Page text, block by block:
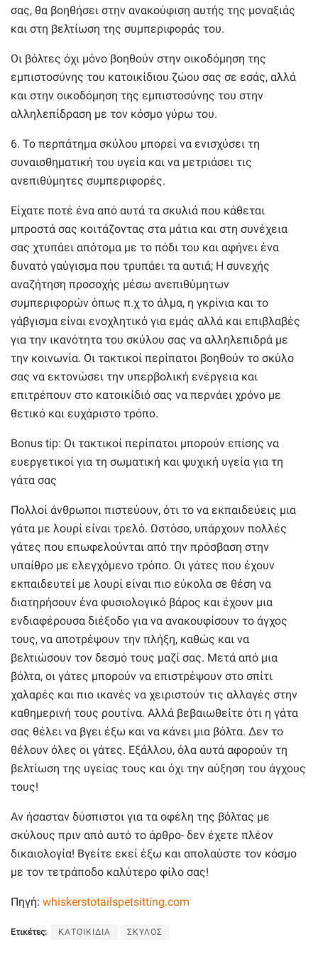
σας, θα βοηθήσει στην ανακούφιση αυτής της μοναξιάς
και στη βελτίωση της συμπεριφοράς του.
Οι βόλτες όχι μόνο βοηθούν στην οικοδόμηση της
εμπιστοσύνης του κατοικίδιου ζώου σας σε εσάς, αλλά
και στην οικοδόμηση της εμπιστοσύνης του στην
αλληλεπίδραση με τον κόσμο γύρω του.
6. Το περπάτημα σκύλου μπορεί να ενισχύσει τη
συναισθηματική του υγεία και να μετριάσει τις
ανεπιθύμητες συμπεριφορές.
Είχατε ποτέ ένα από αυτά τα σκυλιά που κάθεται
μπροστά σας κοιτάζοντας στα μάτια και στη συνέχεια
σας χτυπάει απότομα με το πόδι του και αφήνει ένα
δυνατό γαύγισμα που τρυπάει τα αυτιά; Η συνεχής
αναζήτηση προσοχής μέσω ανεπιθύμητων
συμπεριφορών όπως π.χ το άλμα, η γκρίνια και το
γάβγισμα είναι ενοχλητικό για εμάς αλλά και επιβλαβές
για την ικανότητα του σκύλου σας να αλληλεπιδρά με
την κοινωνία. Οι τακτικοί περίπατοι βοηθούν το σκύλο
σας να εκτονώσει την υπερβολική ενέργεια και
επιτρέπουν στο κατοικίδιό σας να περνάει χρόνο με
θετικό και ευχάριστο τρόπο.
Bonus tip: Οι τακτικοί περίπατοι μπορούν επίσης να
ευεργετικοί για τη σωματική και ψυχική υγεία για τη
γάτα σας
Πολλοί άνθρωποι πιστεύουν, ότι το να εκπαιδεύεις μια
γάτα με λουρί είναι τρελό. Ωστόσο, υπάρχουν πολλές
γάτες που επωφελούνται από την πρόσβαση στην
υπαίθρο με ελεγχόμενο τρόπο. Οι γάτες που έχουν
εκπαιδευτεί με λουρί είναι πιο εύκολα σε θέση να
διατηρήσουν ένα φυσιολογικό βάρος και έχουν μια
ενδιαφέρουσα διέξοδο για να ανακουφίσουν το άγχος
τους, να αποτρέψουν την πλήξη, καθώς και να
βελτιώσουν τον δεσμό τους μαζί σας. Μετά από μια
βόλτα, οι γάτες μπορούν να επιστρέψουν στο σπίτι
χαλαρές και πιο ικανές να χειριστούν τις αλλαγές στην
καθημερινή τους ρουτίνα. Αλλά βεβαιωθείτε ότι η γάτα
σας θέλει να βγει έξω και να κάνει μια βόλτα. Δεν το
θέλουν όλες οι γάτες. Εξάλλου, όλα αυτά αφορούν τη
βελτίωση της υγείας τους και όχι την αύξηση του άγχους
τους!
Αν ήσασταν δύσπιστοι για τα οφέλη της βόλτας με
σκύλους πριν από αυτό το άρθρο- δεν έχετε πλέον
δικαιολογία! Βγείτε εκεί έξω και απολαύστε τον κόσμο
με τον τετράποδο καλύτερο φίλο σας!
Πηγή: whiskerstotailspetsitting.com
Ετικέτες: ΚΑΤΟΙΚΙΔΙΑ ΣΚΥΛΟΣ